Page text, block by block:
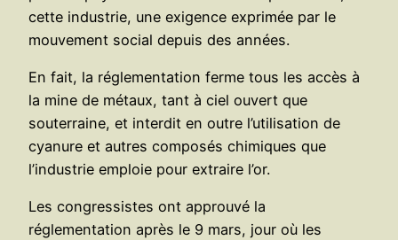
cette industrie, une exigence exprimée par le
mouvement social depuis des années.
En fait, la réglementation ferme tous les accès à
la mine de métaux, tant à ciel ouvert que
souterraine, et interdit en outre l’utilisation de
cyanure et autres composés chimiques que
l’industrie emploie pour extraire l’or.
Les congressistes ont approuvé la
réglementation après le 9 mars, jour où les